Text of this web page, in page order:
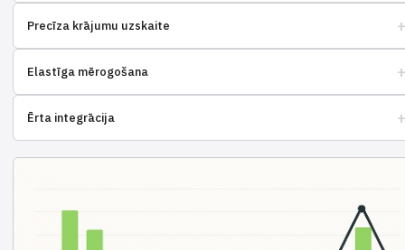
Precīza krājumu uzskaite
Elastīga mērogošana
Ērta integrācija